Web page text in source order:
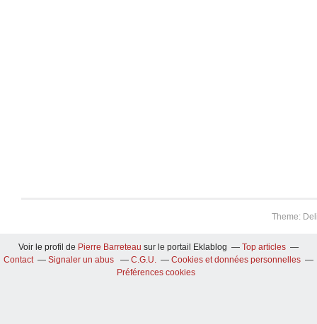
Theme:
Voir le profil de Pierre Barreteau sur le portail Eklablog
Top articles
Contact
Signaler un abus C.G.U.
Cookies et données personnelles
Préférences cookies